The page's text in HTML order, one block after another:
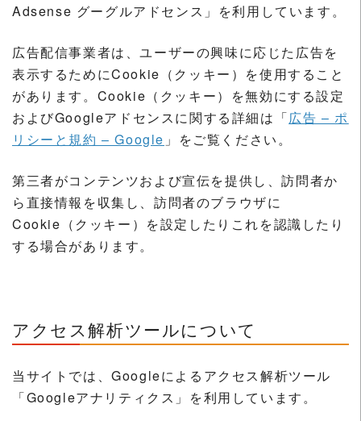
Adsense グーグルアドセンス」を利用しています。
広告配信事業者は、ユーザーの興味に応じた広告を
表示するためにCookie（クッキー）を使用すること
があります。Cookie（クッキー）を無効にする設定
およびGoogleアドセンスに関する詳細は「広告 – ポ
リシーと規約 – Google 」をご覧ください。
第三者がコンテンツおよび宣伝を提供し、訪問者か
ら直接情報を収集し、訪問者のブラウザに
Cookie（クッキー）を設定したりこれを認識したり
する場合があります。
アクセス解析ツールについて
当サイトでは、Googleによるアクセス解析ツール
「Googleアナリティクス」を利用しています。